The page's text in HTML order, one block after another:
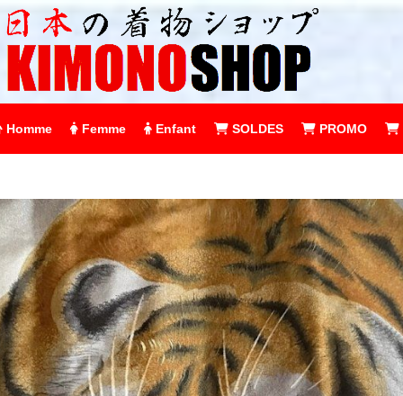
Homme Femme Enfant SOLDES PROMO